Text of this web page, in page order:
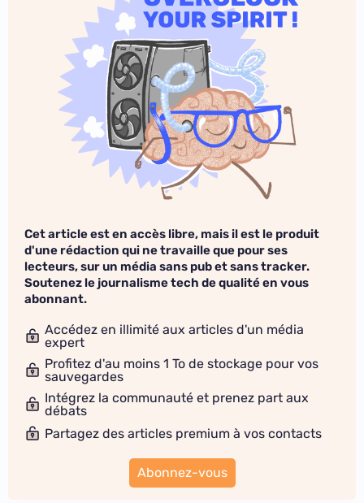
Cet article est en accès libre, mais il est le produit
d'une rédaction qui ne travaille que pour ses
lecteurs, sur un média sans pub et sans tracker.
Soutenez le journalisme tech de qualité en vous
abonnant.
Accédez en illimité aux articles d'un média
expert
Profitez d'au moins 1 To de stockage pour vos
sauvegardes
Intégrez la communauté et prenez part aux
débats
Partagez des articles premium à vos contacts
Abonnez-vous